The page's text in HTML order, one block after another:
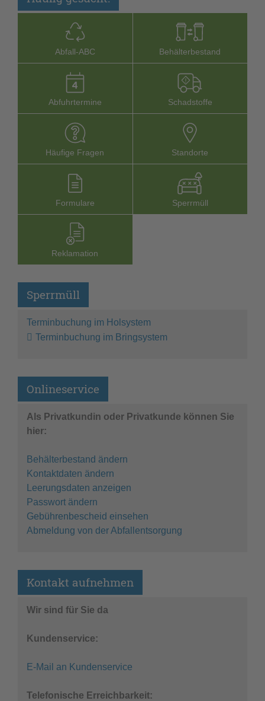
Abfall-­ABC Behälterbestand
Abfuhrtermine Schadstoffe
Häufige Fragen Stand­orte
Formu­lare Sperr­müll
Reklamation
Sperrmüll
Terminbuchung im Holsystem
Terminbuchung im Bringsystem
Onlineservice
Als Privatkundin oder Privatkunde können Sie
hier:
Behälterbestand ändern
Kontaktdaten ändern
Leerungsdaten anzeigen
Passwort ändern
Gebührenbescheid einsehen
Abmeldung von der Abfallentsorgung
Kontakt aufnehmen
Wir sind für Sie da
Kundenservice:
E-Mail an Kundenservice
Telefonische Erreichbarkeit: